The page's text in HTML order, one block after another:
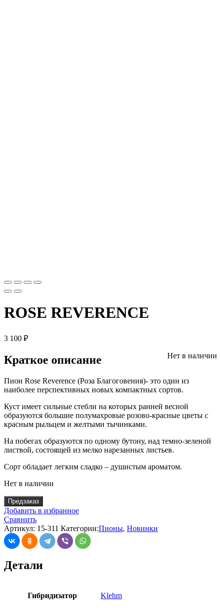
ROSE REVERENCE
3 100 ₽
Нет в наличии
Краткое описание
Пион Rose Reverence (Роза Благоговения)- это один из
наиболее перспективных новых компактных сортов.
Куст имеет сильные стебли на которых ранней весной
образуются большие полумахровые розово-красные цветы с
красным рыльцем и желтыми тычинками.
На побегах образуются по одному бутону, над темно-зеленой
листвой, состоящей из мелко нарезанных листьев.
Сорт обладает легким сладко – душистым ароматом.
Нет в наличии
Предзаказ
Добавить в избранное
Сравнить
Артикул: 15-311 Категории:Пионы, Новинки
Детали
Гибридизатор Klehm